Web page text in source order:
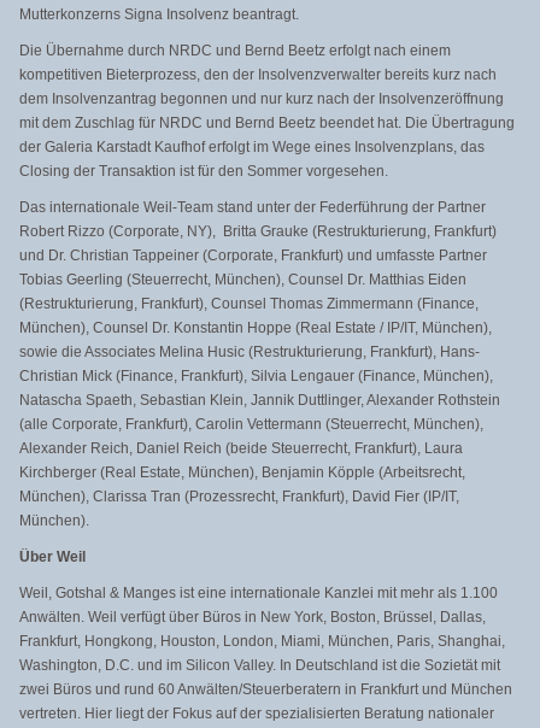
Mutterkonzerns Signa Insolvenz beantragt.
Die Übernahme durch NRDC und Bernd Beetz erfolgt nach einem
kompetitiven Bieterprozess, den der Insolvenzverwalter bereits kurz nach
dem Insolvenzantrag begonnen und nur kurz nach der Insolvenzeröffnung
mit dem Zuschlag für NRDC und Bernd Beetz beendet hat. Die Übertragung
der Galeria Karstadt Kaufhof erfolgt im Wege eines Insolvenzplans, das
Closing der Transaktion ist für den Sommer vorgesehen.
Das internationale Weil-Team stand unter der Federführung der Partner
Robert Rizzo (Corporate, NY), Britta Grauke (Restrukturierung, Frankfurt)
und Dr. Christian Tappeiner (Corporate, Frankfurt) und umfasste Partner
Tobias Geerling (Steuerrecht, München), Counsel Dr. Matthias Eiden
(Restrukturierung, Frankfurt), Counsel Thomas Zimmermann (Finance,
München), Counsel Dr. Konstantin Hoppe (Real Estate / IP/IT, München),
sowie die Associates Melina Husic (Restrukturierung, Frankfurt), Hans-
Christian Mick (Finance, Frankfurt), Silvia Lengauer (Finance, München),
Natascha Spaeth, Sebastian Klein, Jannik Duttlinger, Alexander Rothstein
(alle Corporate, Frankfurt), Carolin Vettermann (Steuerrecht, München),
Alexander Reich, Daniel Reich (beide Steuerrecht, Frankfurt), Laura
Kirchberger (Real Estate, München), Benjamin Köpple (Arbeitsrecht,
München), Clarissa Tran (Prozessrecht, Frankfurt), David Fier (IP/IT,
München).
Über Weil
Weil, Gotshal & Manges ist eine internationale Kanzlei mit mehr als 1.100
Anwälten. Weil verfügt über Büros in New York, Boston, Brüssel, Dallas,
Frankfurt, Hongkong, Houston, London, Miami, München, Paris, Shanghai,
Washington, D.C. und im Silicon Valley. In Deutschland ist die Sozietät mit
zwei Büros und rund 60 Anwälten/Steuerberatern in Frankfurt und München
vertreten. Hier liegt der Fokus auf der spezialisierten Beratung nationaler